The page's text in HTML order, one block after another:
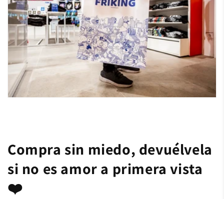
Compra sin miedo, devuélvela
si no es amor a primera vista
❤️